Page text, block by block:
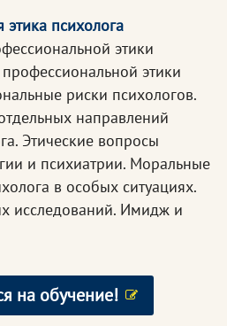
психолога
этики
этики
риски психологов.
направлений
Этические вопросы
и психиатрии. Моральные
в особых ситуациях.
исследований. Имидж и
на обучение!